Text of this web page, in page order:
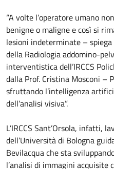
“A volte l’operatore umano
benigne o maligne e così si
lesioni indeterminate –
della Radiologia addomino-
interventistica dell’IRCCS
dalla Prof. Cristina Mosconi –
sfruttando l’intelligenza
dell’analisi visiva”.
L’IRCCS Sant’Orsola, infatti,
dell’Università di Bologna
Bevilacqua che sta
l’analisi di immagini acquisite